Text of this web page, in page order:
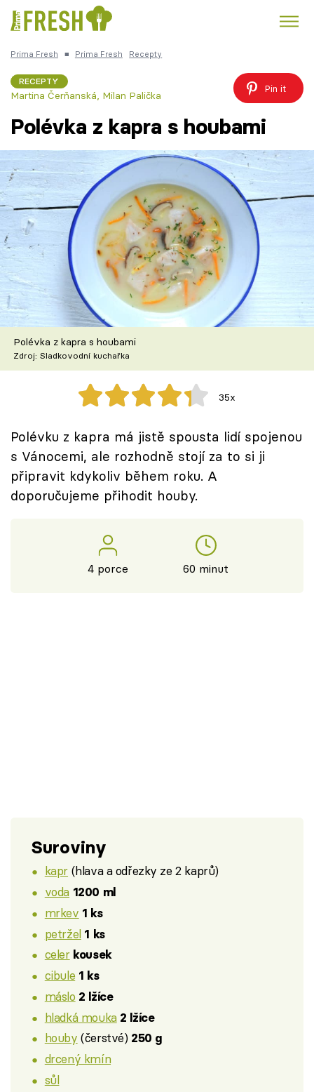
Česká kuchyně Čokoláda
Témata
Recepty
Články
TV Program
Škola vaření
Recepty z TV
Speciál: Cuketa
Těhotnej kuchař
Sledujte prima+
Prima Fresh ■ Prima Fresh Recepty
RECEPTY
Martina Čerňanská Milan Palička
Pin it
Polévka z kapra s houbami
Polévka z kapra s houbami
Zdroj: Sladkovodní kuchařka
35x
Polévku z kapra má jistě spousta lidí spojenou
s Vánocemi, ale rozhodně stojí za to si ji
připravit kdykoliv během roku. A
doporučujeme přihodit houby.
4 porce 60 minut
Suroviny
kapr (hlava a odřezky ze 2 kaprů)
voda 1200 ml
mrkev 1 ks
petržel 1 ks
celer kousek
cibule 1 ks
máslo 2 lžíce
hladká mouka 2 lžíce
houby (čerstvé) 250 g
drcený kmín
sůl